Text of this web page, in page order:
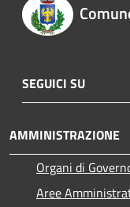
SEGUICI SU
AMMINISTRAZIONE
Organi di
Aree